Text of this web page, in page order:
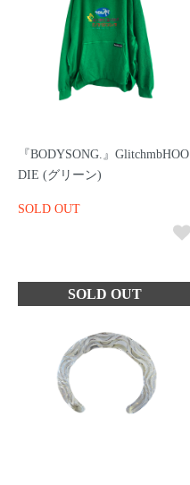
『BODYSONG.』GlitchmbHOO
DIE (グリーン)
SOLD OUT